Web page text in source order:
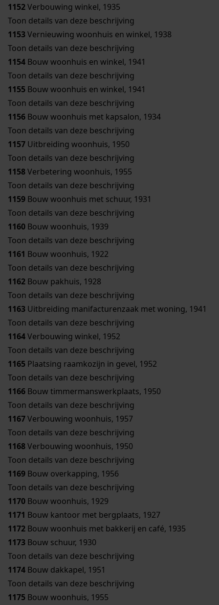
1152Verbouwing winkel, 1935
Toon details van deze beschrijving
1153Vernieuwing woonhuis en winkel, 1938
Toon details van deze beschrijving
1154 Bouw woonhuis en winkel, 1941
Toon details van deze beschrijving
1155 Bouw woonhuis en winkel, 1941
Toon details van deze beschrijving
1156 Bouw woonhuis met kapsalon, 1934
Toon details van deze beschrijving
1157 Uitbreiding woonhuis, 1950
Toon details van deze beschrijving
1158Verbetering woonhuis, 1955
Toon details van deze beschrijving
1159 Bouw woonhuis met schuur, 1931
Toon details van deze beschrijving
1160 Bouw woonhuis, 1939
Toon details van deze beschrijving
1161 Bouw woonhuis, 1922
Toon details van deze beschrijving
1162 Bouw pakhuis, 1928
Toon details van deze beschrijving
1163 Uitbreiding manifacturenzaak met woning, 1941
Toon details van deze beschrijving
1164Verbouwing winkel, 1952
Toon details van deze beschrijving
1165 Plaatsing raamkozijn in gevel, 1952
Toon details van deze beschrijving
1166 Bouw timmermanswerkplaats, 1950
Toon details van deze beschrijving
1167Verbouwing woonhuis, 1957
Toon details van deze beschrijving
1168Verbouwing woonhuis, 1950
Toon details van deze beschrijving
1169 Bouw overkapping, 1956
Toon details van deze beschrijving
1170 Bouw woonhuis, 1929
1171 Bouw kantoor met bergplaats, 1927
1172 Bouw woonhuis met bakkerij en café, 1935
1173 Bouw schuur, 1930
Toon details van deze beschrijving
1174 Bouw dakkapel, 1951
Toon details van deze beschrijving
1175 Bouw woonhuis, 1955